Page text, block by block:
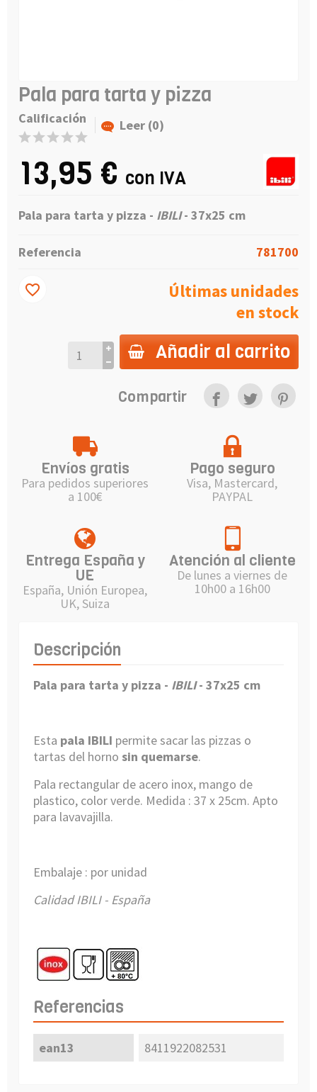
Pala para tarta y pizza
Calificación Leer (0)
13,95 € con IVA
Pala para tarta y pizza - IBILI- 37x25 cm
Referencia 781700
Últimas unidades
en stock
Añadir al carrito
favorite_border
Compartir
Envíos gratis
Para pedidos superiores
a 100€
Pago seguro
Visa, Mastercard,
PAYPAL
Entrega España y
UE
España, Unión Europea,
UK, Suiza
Atención al cliente
De lunes a viernes de
10h00 a 16h00
Descripción
Pala para tarta y pizza - IBILI- 37x25 cm
Esta pala IBILI permite sacar las pizzas o
tartas del horno sin quemarse.
Pala rectangular de acero inox, mango de
plastico, color verde. Medida : 37 x 25cm. Apto
para lavavajilla.
Embalaje : por unidad
Calidad IBILI - España
Referencias
ean13 8411922082531